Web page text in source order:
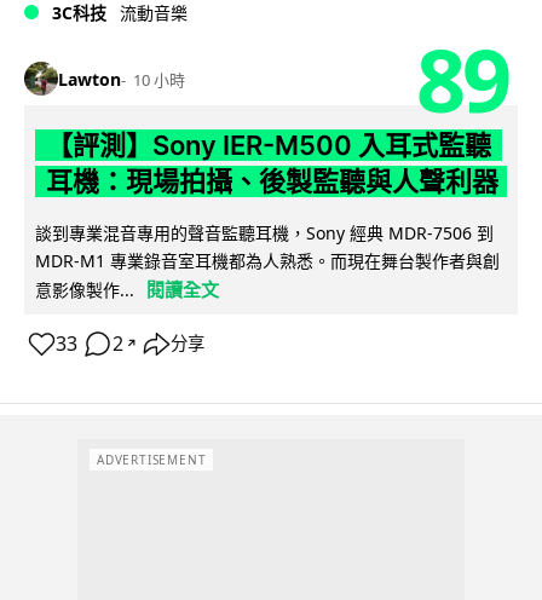
3C科技 流動音樂
Lawton 10 小時 89
【評測】Sony IER-M500 入耳式監聽
耳機：現場拍攝、後製監聽與人聲利器
談到專業混音專用的聲音監聽耳機，Sony 經典 MDR-7506 到
MDR-M1 專業錄音室耳機都為人熟悉。而現在舞台製作者與創
意影像製作...
閱讀全文
33 2 ↗ 分享
ADVERTISEMENT